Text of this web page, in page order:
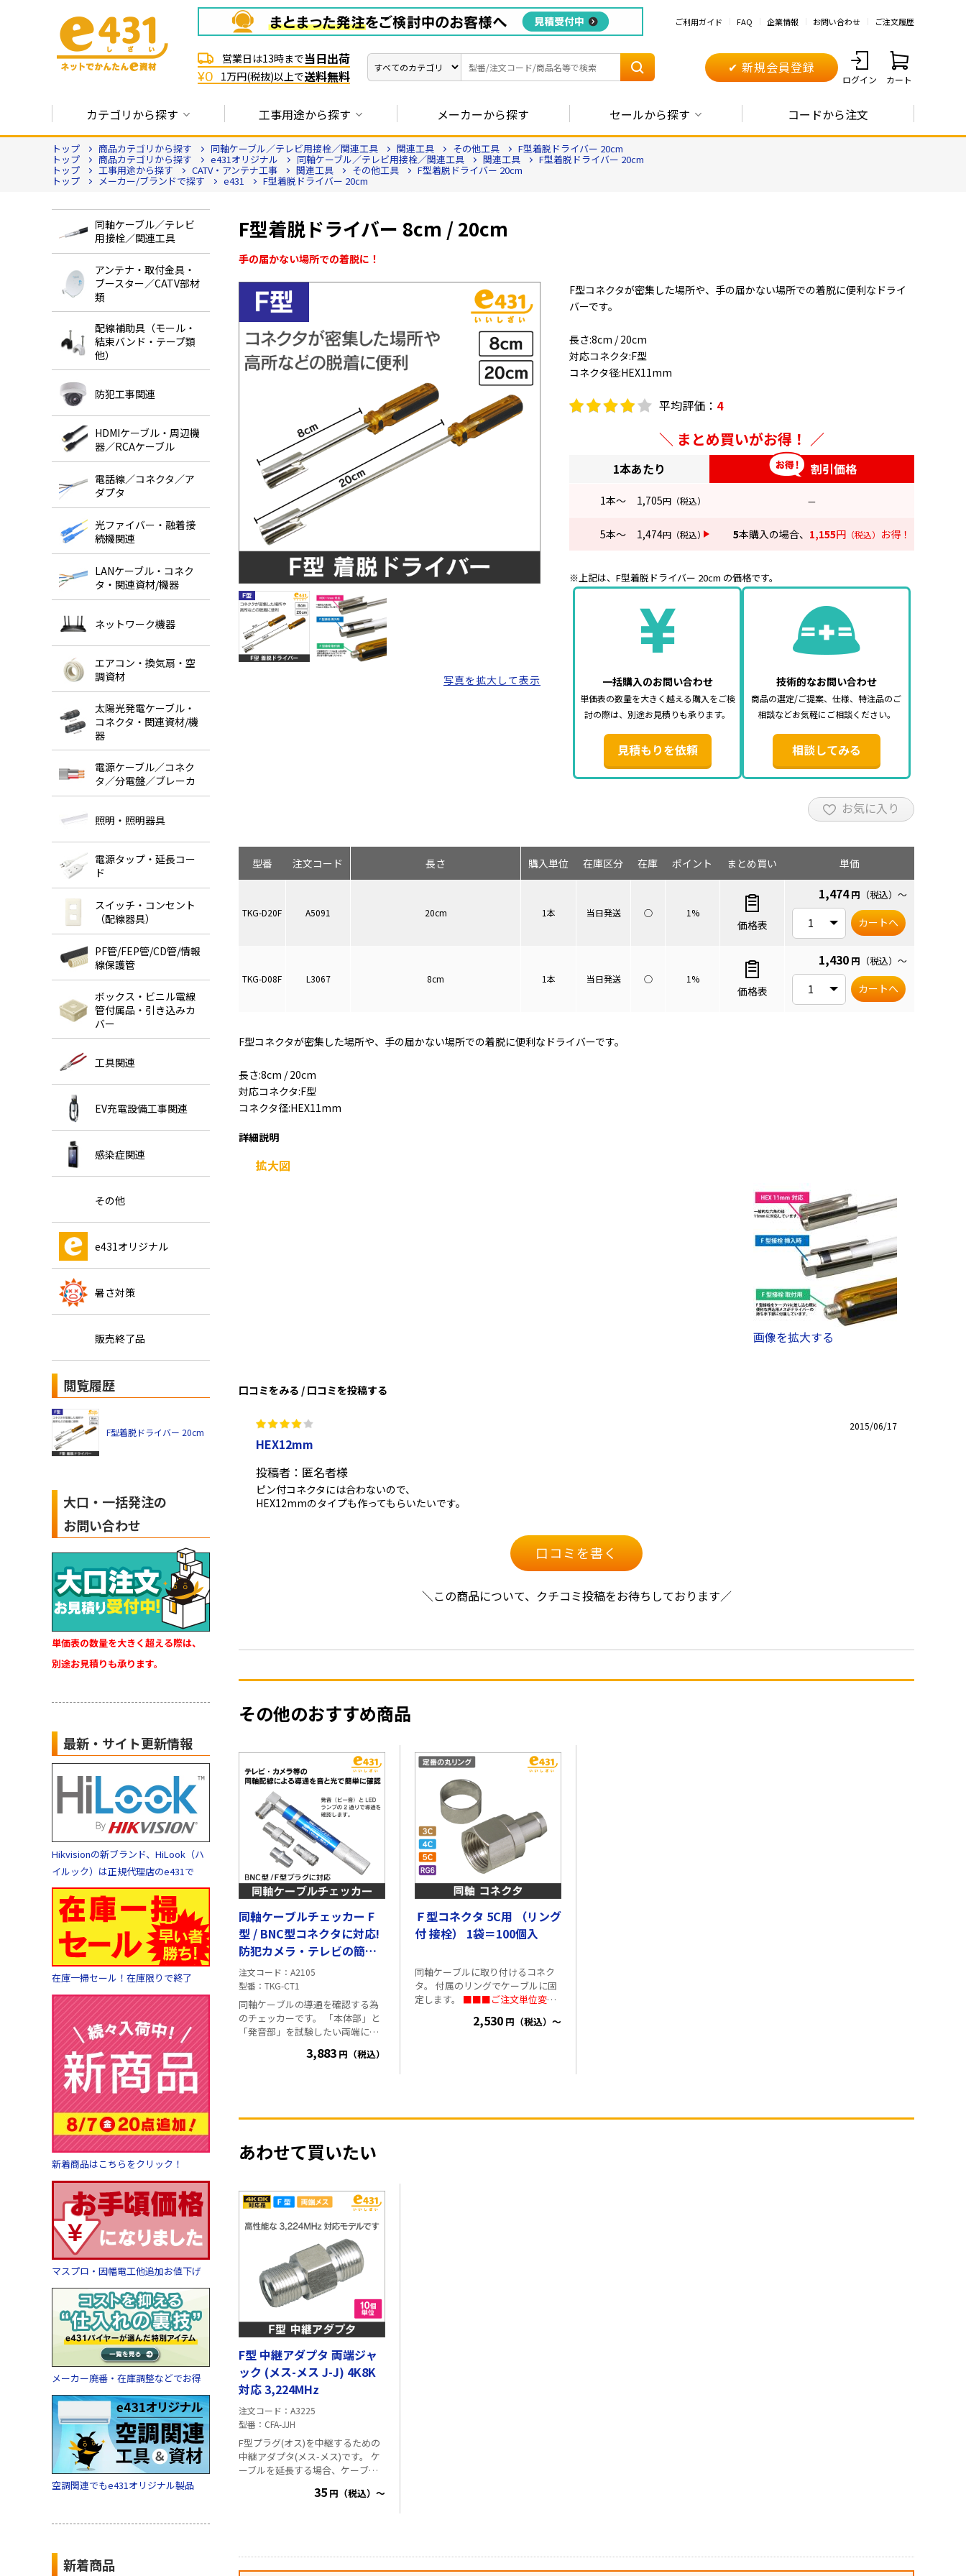
ご利用ガイド FAQ 企業情報 お問い合わせ ご注文履歴
営業日は13時まで当日出荷
¥0 1万円(税抜)以上で送料無料
✔ 新規会員登録
ログイン カート
カテゴリから探す 工事用途から探す メーカーから探す セールから探す コードから注文
トップ 商品カテゴリから探す 同軸ケーブル／テレビ用接栓／関連工具 関連工具 その他工具 F型着脱ドライバー 20cm
トップ 商品カテゴリから探す e431オリジナル 同軸ケーブル／テレビ用接栓／関連工具 関連工具 F型着脱ドライバー 20cm
トップ 工事用途から探す CATV・アンテナ工事 関連工具 その他工具 F型着脱ドライバー 20cm
トップ メーカー/ブランドで探す e431 F型着脱ドライバー 20cm
同軸ケーブル／テレビ
用接栓／関連工具
アンテナ・取付金具・
ブースター／CATV部材
類
配線補助具（モール・
結束バンド・テープ類
他）
防犯工事関連
HDMIケーブル・周辺機
器／RCAケーブル
電話線／コネクタ／ア
ダプタ
光ファイバー・融着接
続機関連
LANケーブル・コネク
タ・関連資材/機器
ネットワーク機器
エアコン・換気扇・空
調資材
太陽光発電ケーブル・
コネクタ・関連資材/機
器
電源ケーブル／コネク
タ／分電盤／ブレーカ
照明・照明器具
電源タップ・延長コー
ド
スイッチ・コンセント
（配線器具）
PF管/FEP管/CD管/情報
線保護管
ボックス・ビニル電線
管付属品・引き込みカ
バー
工具関連
EV充電設備工事関連
感染症関連
その他
e431オリジナル
暑さ対策
販売終了品
閲覧履歴
F型着脱ドライバー 20cm
大口・一括発注の
お問い合わせ
単価表の数量を大きく超える際は、
別途お見積りも承ります。
最新・サイト更新情報
Hikvisionの新ブランド、HiLook（ハ
イルック）は正規代理店のe431で
在庫一掃セール！在庫限りで終了
新着商品はこちらをクリック！
マスプロ・因幡電工他追加お値下げ
メーカー廃番・在庫調整などでお得
空調関連でもe431オリジナル製品
新着商品
F型着脱ドライバー 8cm / 20cm
手の届かない場所での着脱に！
F型コネクタが密集した場所や、手の届かない場所での着脱に便利なドライ
バーです。
長さ:8cm / 20cm
対応コネクタ:F型
コネクタ径:HEX11mm
平均評価： 4
まとめ買いがお得！
1本あたり 割引価格
1本～ 1,705円 （税込） —
5本～ 1,474円 （税込） 5本購入の場合、 1,155円 （税込） お得！
※上記は、F型着脱ドライバー 20cm の価格です。
一括購入のお問い合わせ
単価表の数量を大きく越える購入をご検
討の際は、別途お見積りも承ります。
見積もりを依頼
技術的なお問い合わせ
商品の選定/ご提案、仕様、特注品のご
相談などお気軽にご相談ください。
相談してみる
お気に入り
写真を拡大して表示
型番 注文コード
TKG-D20F A5091
TKG-D08F L3067
長さ
20cm
8cm
購入単位 在庫区分 在庫 ポイント まとめ買い 単価
1本 当日発送 ○ 1%
価格表
1,474 円 （税込） ～
カートへ
1本 当日発送 ○ 1%
価格表
1,430 円 （税込） ～
カートへ
F型コネクタが密集した場所や、手の届かない場所での着脱に便利なドライバーです。
長さ:8cm / 20cm
対応コネクタ:F型
コネクタ径:HEX11mm
詳細説明
拡大図
画像を拡大する
口コミをみる / 口コミを投稿する
2015/06/17
HEX12mm
投稿者：匿名者様
ピン付コネクタには合わないので、
HEX12mmのタイプも作ってもらいたいです。
口コミを書く
＼この商品について、クチコミ投稿をお待ちしております／
その他のおすすめ商品
同軸ケーブルチェッカー F
型 / BNC型コネクタに対応!
防犯カメラ・テレビの簡易
導通検査に!
注文コード
A2105
型番
TKG-CT1
同軸ケーブルの導通を確認する為
のチェッカーです。 「本体部」と
「発音部」を試験したい両端に接
接続状態を判別する事が出来ま
音および発光させた場合でも、6時
の通電されている配線や、ブース
ターへの電源供給がされている様
な 既に通電がされている配線に
は、同機器をご利用する事が出来
ません。 (同テスターが破損する可
能性がございます) また、同テスタ
ーは本体から微弱な電流を流し
て、導通を検査する為、非電流通
過型 が接続されている配線系統に
はご利用する事が出来ません。
予めご承知下さいませ。
3,883 円（税込）
Ｆ型コネクタ 5C用 （リング
付 接栓） 1袋＝100個入
同軸ケーブルに取り付けるコネク
タ。 付属のリングでケーブルに固
定します。 ■■■ご注文単位変更
100個、アルミリング 100個)」を
銅,ニッケルメッキ ・対応ケーブ
2,530 円（税込）～
あわせて買いたい
F型 中継アダプタ 両端ジャ
ック (メス-メス J-J) 4K8K
対応 3,224MHz
注文コード
A3225
型番
CFA-JJH
F型プラグ(オス)を中継するための
中継アダプタ(メス-メス)です。 ケ
ーブルを延長する場合、ケーブル
アダプタの両側に接続して延長し
35 円（税込）～